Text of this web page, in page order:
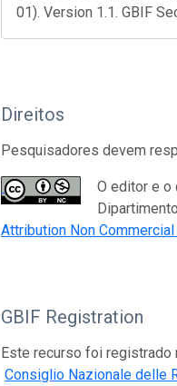
01). Version 1.1. GBIF
Direitos
Pesquisadores devem
O editor e
Attribution Non
GBIF Registration
Este recurso foi registrado
Consiglio Nazionale delle